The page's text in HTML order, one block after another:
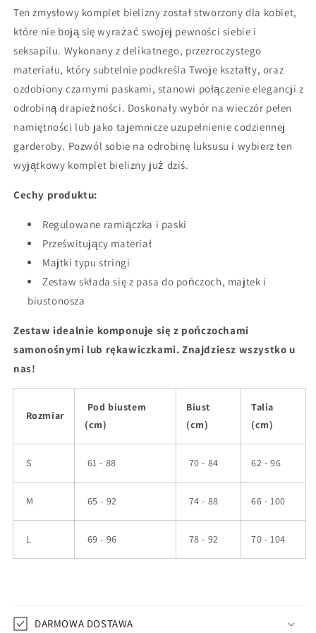
Ten zmysłowy komplet bielizny został stworzony dla kobiet,
które nie boją się wyrażać swojej pewności siebie i
seksapilu. Wykonany z delikatnego, przezroczystego
materiału, który subtelnie podkreśla Twoje kształty, oraz
ozdobiony czarnymi paskami, stanowi połączenie elegancji z
odrobiną drapieżności. Doskonały wybór na wieczór pełen
namiętności lub jako tajemnicze uzupełnienie codziennej
garderoby. Pozwól sobie na odrobinę luksusu i wybierz ten
wyjątkowy komplet bielizny już dziś.
Cechy produktu:
Regulowane ramiączka i paski
Prześwitujący materiał
Majtki typu stringi
Zestaw składa się z pasa do pończoch, majtek i
biustonosza
Zestaw idealnie komponuje się z pończochami
samonośnymi lub rękawiczkami. Znajdziesz wszystko u
nas!
Rozmiar
Pod biustem
(cm)
Biust
(cm)
Talia
(cm)
S 61 - 88 70 - 84 62 - 96
M 65 - 92 74 - 88 66 - 100
L 69 - 96 78 - 92 70 - 104
DARMOWA DOSTAWA